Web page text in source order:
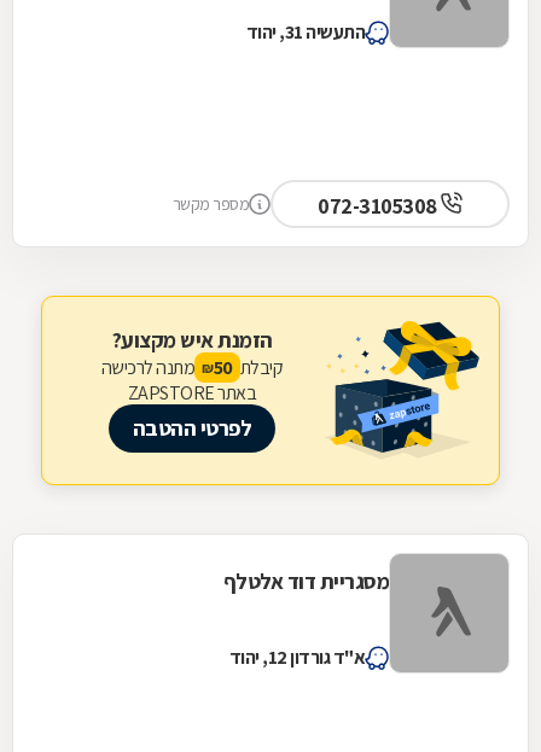
התעשיה 31, יהוד
072-3105308 מספר מקשר
הזמנת איש מקצוע?
קיבלת 50
₪ מתנה לרכישה
באתר ZAPSTORE
לפרטי ההטבה
מסגריית דוד אלטלף
א"ד גורדון 12, יהוד